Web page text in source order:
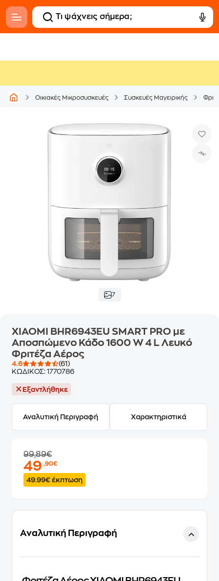
Οικιακές Μικροσυσκευές Συσκευές Μαγειρικής
7
XIAOMI BHR6943EU SMART PRO με
Αποσπώμενο Κάδο 1600 W 4 L Λευκό
Φριτέζα Αέρος
4.6
(61)
ΚΩΔΙΚΟΣ: 1770786
Εξαντλήθηκε
Αναλυτική Περιγραφή Χαρακτηριστικά
99,89€
49,90€
49.99€ έκπτωση
Αναλυτική Περιγραφή